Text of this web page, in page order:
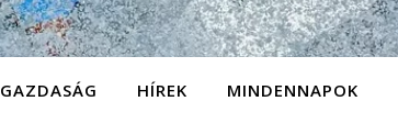
GAZDASÁG HÍREK MINDENNAPOK